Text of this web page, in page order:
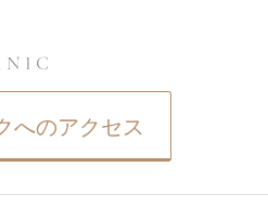
へのアクセス